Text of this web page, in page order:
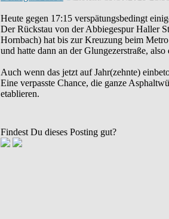
Heute gegen 17:15 verspätungsbedingt
Der Rückstau von der Abbiegespur Haller
Hornbach) hat bis zur Kreuzung beim
und hatte dann an der Glungezerstraße,
Auch wenn das jetzt auf Jahr(zehnte)
Eine verpasste Chance, die ganze
etablieren.
Findest Du dieses Posting gut?